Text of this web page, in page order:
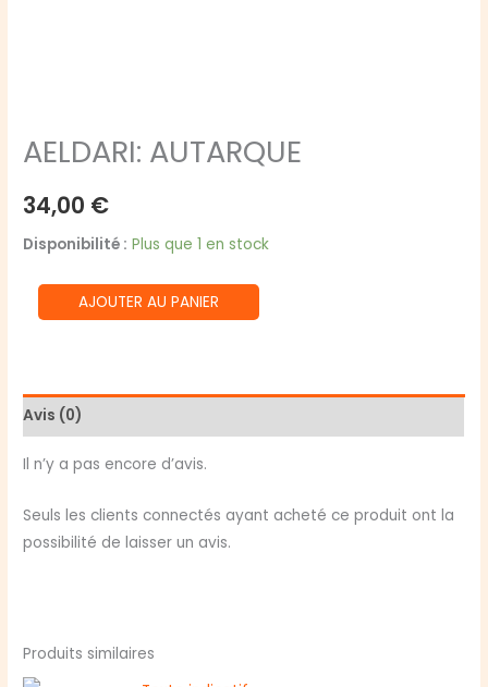
AELDARI: AUTARQUE
34,00 €
Disponibilité : Plus que 1 en stock
quantité
de
AJOUTER AU PANIER
Avis (0)
Il n’y a pas encore d’avis.
Seuls les clients connectés ayant acheté ce produit ont la
possibilité de laisser un avis.
Produits similaires